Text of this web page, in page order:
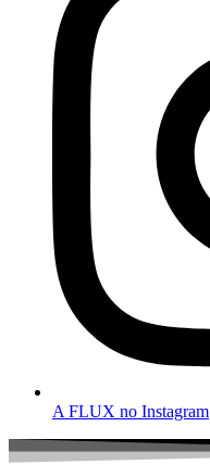
A FLUX no Instagram